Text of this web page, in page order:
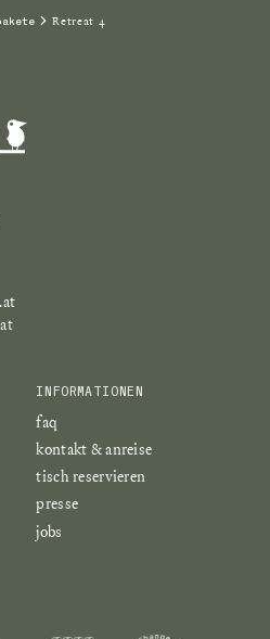
Retreat 4
INFORMATIONEN
faq
kontakt & anreise
tisch reservieren
presse
jobs